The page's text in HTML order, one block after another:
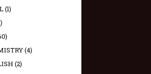
(1)
(4)
(2)